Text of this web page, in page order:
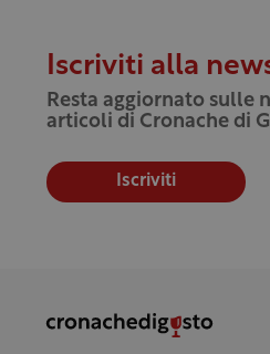
Iscriviti alla
Resta aggiornato sulle
articoli di Cronache di
Iscriviti